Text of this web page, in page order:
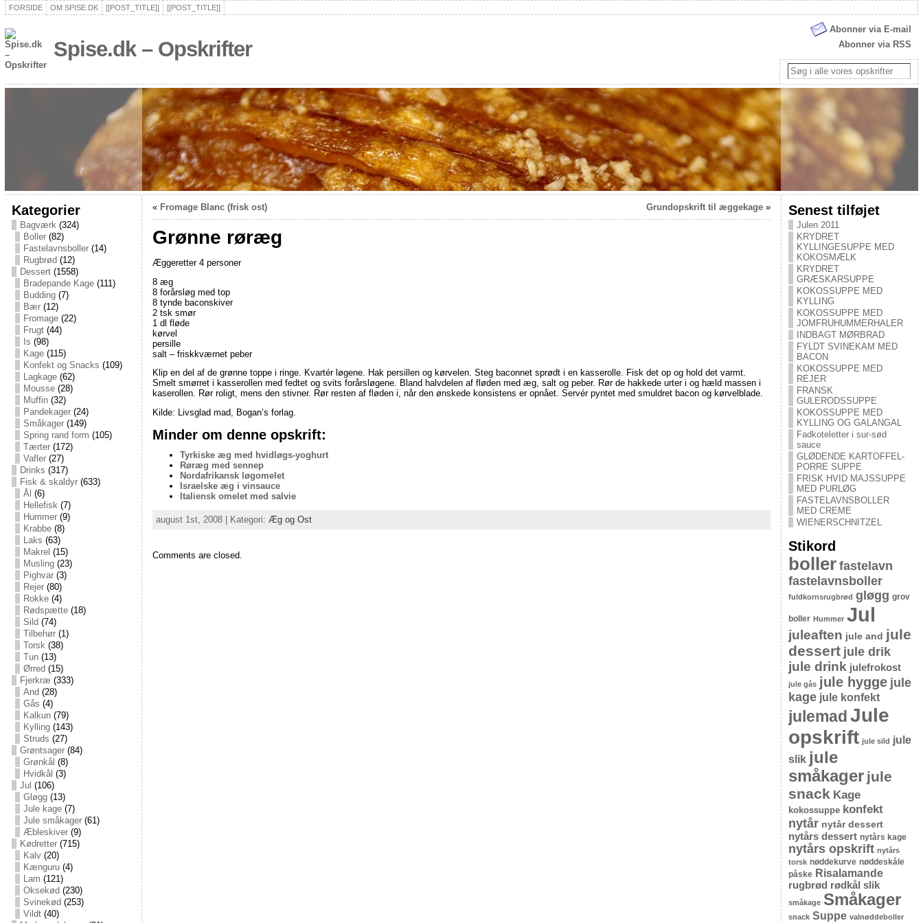
FORSIDE OM SPISE.DK [[POST_TITLE]] [[POST_TITLE]]
Spise.dk – Opskrifter
Abonner via E-mail
Abonner via RSS
Kategorier
Bagværk(324)
Boller(82)
Fastelavnsboller(14)
Rugbrød (12)
Dessert(1558)
Bradepande Kage(111)
Budding(7)
Bær(12)
Fromage(22)
Frugt(44)
Is (98)
Kage(115)
Konfekt og Snacks (109)
Lagkage(62)
Mousse(28)
Muffin(32)
Pandekager(24)
Småkager(149)
Spring rand form (105)
Tærter(172)
Vafler(27)
Drinks (317)
Fisk & skaldyr(633)
Ål (6)
Hellefisk(7)
Hummer(9)
Krabbe(8)
Laks (63)
Makrel (15)
Musling(23)
Pighvar(3)
Rejer(80)
Rokke(4)
Rødspætte(18)
Sild (74)
Tilbehør(1)
Torsk(38)
Tun(13)
Ørred (15)
Fjerkræ (333)
And (28)
Gås (4)
Kalkun(79)
Kylling(143)
Struds (27)
Grøntsager(84)
Grønkål (8)
Hvidkål (3)
Jul (106)
Gløgg(13)
Jule kage(7)
Jule småkager(61)
Æbleskiver(9)
Kødretter(715)
Kalv(20)
Kænguru(4)
Lam (121)
Oksekød (230)
Svinekød (253)
Vildt(40)
« Fromage Blanc (frisk ost) Grundopskrift til æggekage»
Grønne røræg
Æggeretter 4 personer
8 æg
8 forårsløg med top
8 tynde baconskiver
2 tsk smør
1 dl fløde
kørvel
persille
salt – friskkværnet peber
Klip en del af de grønne toppe i ringe. Kvartér løgene. Hak persillen og kørvelen. Steg baconnet sprødt i en kasserolle. Fisk det op og hold det varmt.
Smelt smørret i kasserollen med fedtet og svits forårsløgene. Bland halvdelen af fløden med æg, salt og peber. Rør de hakkede urter i og hæld massen i
kaserollen. Rør roligt, mens den stivner. Rør resten af fløden i, når den ønskede konsistens er opnået. Servér pyntet med smuldret bacon og kørvelblade.
Kilde: Livsglad mad, Bogan’s forlag.
Minder om denne opskrift:
Tyrkiske æg med hvidløgs-yoghurt
Røræg med sennep
Nordafrikansk løgomelet
Israelske æg i vinsauce
Italiensk omelet med salvie
august 1st, 2008 | Kategori: Æg og Ost
Comments are closed.
Senest tilføjet
Julen 2011
KRYDRET
KYLLINGESUPPE MED
KOKOSMÆLK
KRYDRET
GRÆSKARSUPPE
KOKOSSUPPE MED
KYLLING
KOKOSSUPPE MED
JOMFRUHUMMERHALER
INDBAGT MØRBRAD
FYLDT SVINEKAM MED
BACON
KOKOSSUPPE MED
REJER
FRANSK
GULERODSSUPPE
KOKOSSUPPE MED
KYLLING OG GALANGAL
Fadkoteletter i sur-sød
sauce
GLØDENDE KARTOFFEL-
PORRE SUPPE
FRISK HVID MAJSSUPPE
MED PURLØG
FASTELAVNSBOLLER
MED CREME
WIENERSCHNITZEL
Stikord
boller fastelavn
fastelavnsboller
fuldkornsrugbrød gløgg grov
boller Hummer Jul
juleaften jule and jule
dessert jule drik
jule drink julefrokost
jule gås jule hygge jule
kage jule konfekt
julemad Jule
opskrift jule sild jule
slik jule
småkager jule
snack Kage
kokossuppe konfekt
nytår nytår dessert
nytårs dessert nytårs kage
nytårs opskrift nytårs
torsk nøddekurve nøddeskåle
påske Risalamande
rugbrød rødkål slik
småkage Småkager
snack Suppe valnøddeboller